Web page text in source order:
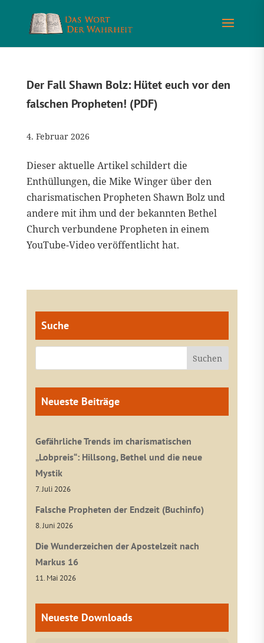
Der Fall Shawn Bolz: Hütet euch vor den
falschen Propheten! (PDF)
4. Februar 2026
Dieser aktuelle Artikel schildert die
Enthüllungen, die Mike Winger über den
charismatischen Propheten Shawn Bolz und
andere mit ihm und der bekannten Bethel
Church verbundene Propheten in einem
YouTube-Video veröffentlicht hat.
Suche
Neueste Beiträge
Gefährliche Trends im charismatischen
„Lobpreis“: Hillsong, Bethel und die neue
Mystik
7. Juli 2026
Falsche Propheten der Endzeit (Buchinfo)
8. Juni 2026
Die Wunderzeichen der Apostelzeit nach
Markus 16
11. Mai 2026
Neueste Downloads